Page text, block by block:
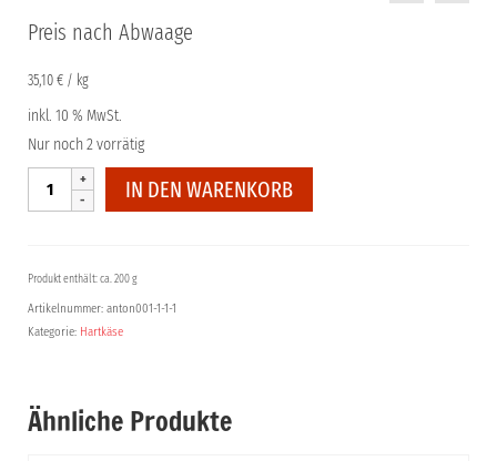
Preis nach Abwaage
35,10€ / kg
inkl. 10 % MwSt.
Nur noch 2 vorrätig
Bergkäse
Anton
IN DEN WARENKORB
Produkt enthält: ca. 200 g
Artikelnummer: anton001-1-1-1
Kategorie: Hartkäse
Ähnliche Produkte